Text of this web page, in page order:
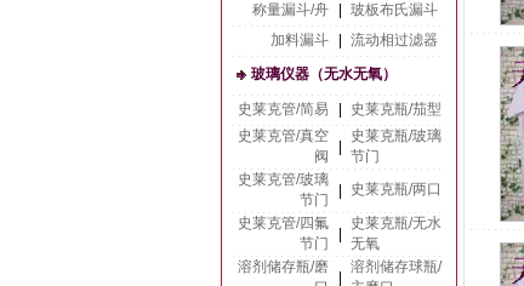
称量漏斗/舟
玻板布氏漏斗
加料漏斗
流动相过滤器
玻璃仪器（无水无氧）
史莱克管/简易
史莱克瓶/茄型
史莱克管/真空
阀
史莱克瓶/玻璃
节门
史莱克管/玻璃
节门
史莱克瓶/两口
史莱克管/四氟
节门
史莱克瓶/无水
无氧
溶剂储存瓶/磨
溶剂储存球瓶/